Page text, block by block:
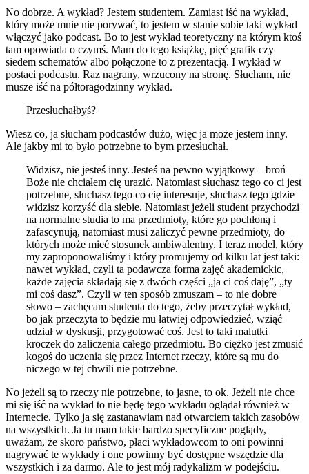
No dobrze. A wykład? Jestem studentem. Zamiast iść na wykład,
który może mnie nie porywać, to jestem w stanie sobie taki wykład
włączyć jako podcast. Bo to jest wykład teoretyczny na którym ktoś
tam opowiada o czymś. Mam do tego książkę, pięć grafik czy
siedem schematów albo połączone to z prezentacją. I wykład w
postaci podcastu. Raz nagrany, wrzucony na stronę. Słucham, nie
musze iść na półtoragodzinny wykład.
Przesłuchałbyś?
Wiesz co, ja słucham podcastów dużo, więc ja może jestem inny.
Ale jakby mi to było potrzebne to bym przesłuchał.
Widzisz, nie jesteś inny. Jesteś na pewno wyjątkowy – broń
Boże nie chciałem cię urazić. Natomiast słuchasz tego co ci jest
potrzebne, słuchasz tego co cię interesuje, słuchasz tego gdzie
widzisz korzyść dla siebie. Natomiast jeżeli student przychodzi
na normalne studia to ma przedmioty, które go pochłoną i
zafascynują, natomiast musi zaliczyć pewne przedmioty, do
których może mieć stosunek ambiwalentny. I teraz model, który
my zaproponowaliśmy i który promujemy od kilku lat jest taki:
nawet wykład, czyli ta podawcza forma zajęć akademickic,
każde zajęcia składają się z dwóch części „ja ci coś daję”, „ty
mi coś dasz”. Czyli w ten sposób zmuszam – to nie dobre
słowo – zachęcam studenta do tego, żeby przeczytał wykład,
bo jak przeczyta to będzie mu łatwiej odpowiedzieć, wziąć
udział w dyskusji, przygotować coś. Jest to taki malutki
kroczek do zaliczenia całego przedmiotu. Bo ciężko jest zmusić
kogoś do uczenia się przez Internet rzeczy, które są mu do
niczego w tej chwili nie potrzebne.
No jeżeli są to rzeczy nie potrzebne, to jasne, to ok. Jeżeli nie chce
mi się iść na wykład to nie będę tego wykładu oglądał również w
Internecie. Tylko ja się zastanawiam nad otwarciem takich zasobów
na wszystkich. Ja tu mam takie bardzo specyficzne poglądy,
uważam, że skoro państwo, płaci wykładowcom to oni powinni
nagrywać te wykłady i one powinny być dostępne wszędzie dla
wszystkich i za darmo. Ale to jest mój radykalizm w podejściu.